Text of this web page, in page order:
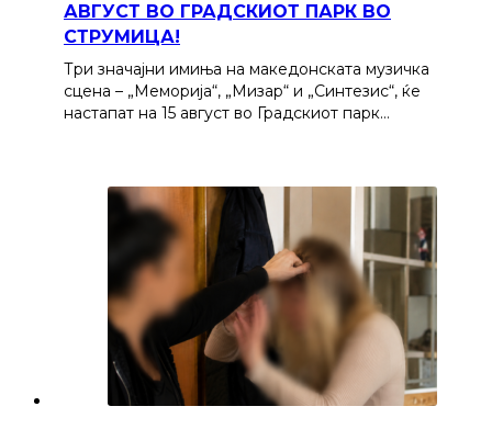
АВГУСТ ВО ГРАДСКИОТ ПАРК ВО
СТРУМИЦА!
Три значајни имиња на македонската музичка
сцена – „Меморија“, „Мизар“ и „Синтезис“, ќе
настапат на 15 август во Градскиот парк…